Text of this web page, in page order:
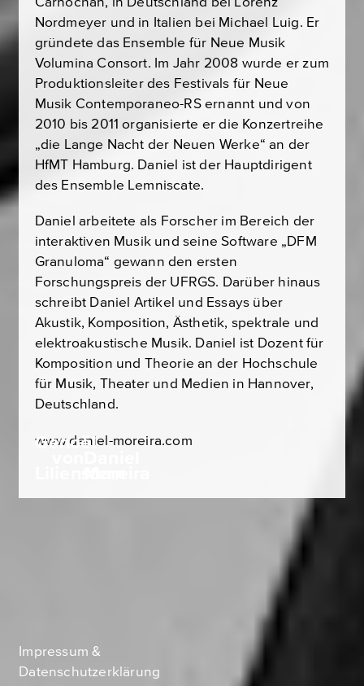
Nordmeyer und in Italien bei Michael Luig. Er
gründete das Ensemble für Neue Musik
Volumina Consort. Im Jahr 2008 wurde er zum
Produktionsleiter des Festivals für Neue
Musik Contemporaneo-RS ernannt und von
2010 bis 2011 organisierte er die Konzertreihe
„die Lange Nacht der Neuen Werke“ an der
HfMT Hamburg. Daniel ist der Hauptdirigent
des Ensemble Lemniscate.
Daniel arbeitete als Forscher im Bereich der
interaktiven Musik und seine Software „DFM
Granuloma“ gewann den ersten
Forschungspreis der UFRGS. Darüber hinaus
schreibt Daniel Artikel und Essays über
Akustik, Komposition, Ästhetik, spektrale und
elektroakustische Musik. Daniel ist Dozent für
Komposition und Theorie an der Hochschule
für Musik, Theater und Medien in Hannover,
Deutschland.
www.daniel-moreira.com
Genoël
Impressum &
Datenschutzerklärung